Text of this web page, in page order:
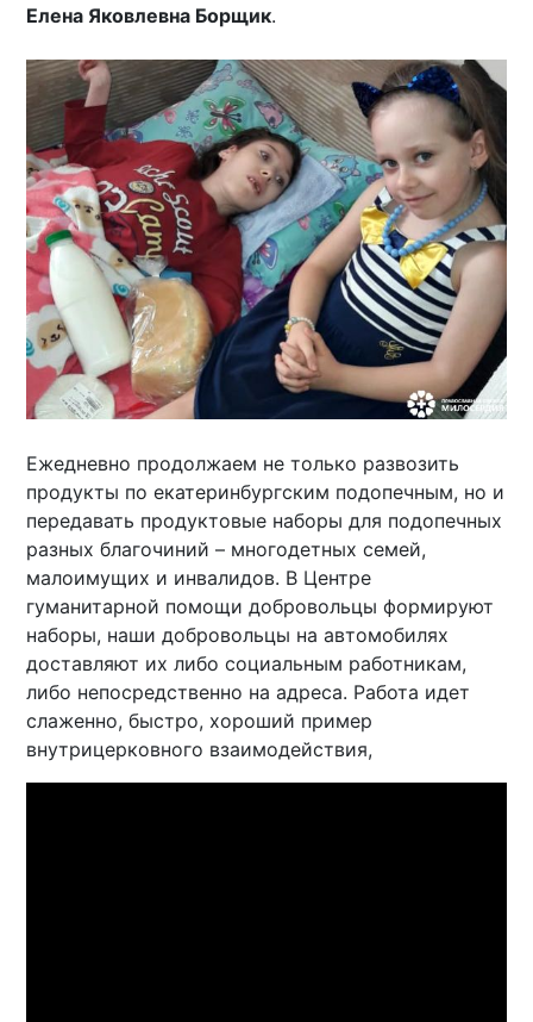
Елена Яковлевна Борщик.
Ежедневно продолжаем не только развозить
продукты по екатеринбургским подопечным, но и
передавать продуктовые наборы для подопечных
разных благочиний – многодетных семей,
малоимущих и инвалидов. В Центре
гуманитарной помощи добровольцы формируют
наборы, наши добровольцы на автомобилях
доставляют их либо социальным работникам,
либо непосредственно на адреса. Работа идет
слаженно, быстро, хороший пример
внутрицерковного взаимодействия,